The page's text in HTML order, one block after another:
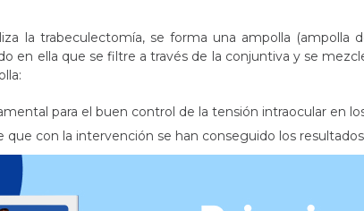
la trabeculectomía, se forma una ampolla (ampolla
en ella que se filtre a través de la conjuntiva y se
para el buen control de la tensión intraocular en
que con la intervención se han conseguido los